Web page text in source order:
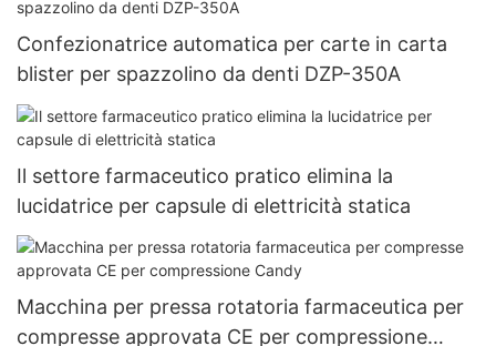
Confezionatrice automatica per carte in carta
blister per spazzolino da denti DZP-350A
Il settore farmaceutico pratico elimina la
lucidatrice per capsule di elettricità statica
Macchina per pressa rotatoria farmaceutica per
compresse approvata CE per compressione